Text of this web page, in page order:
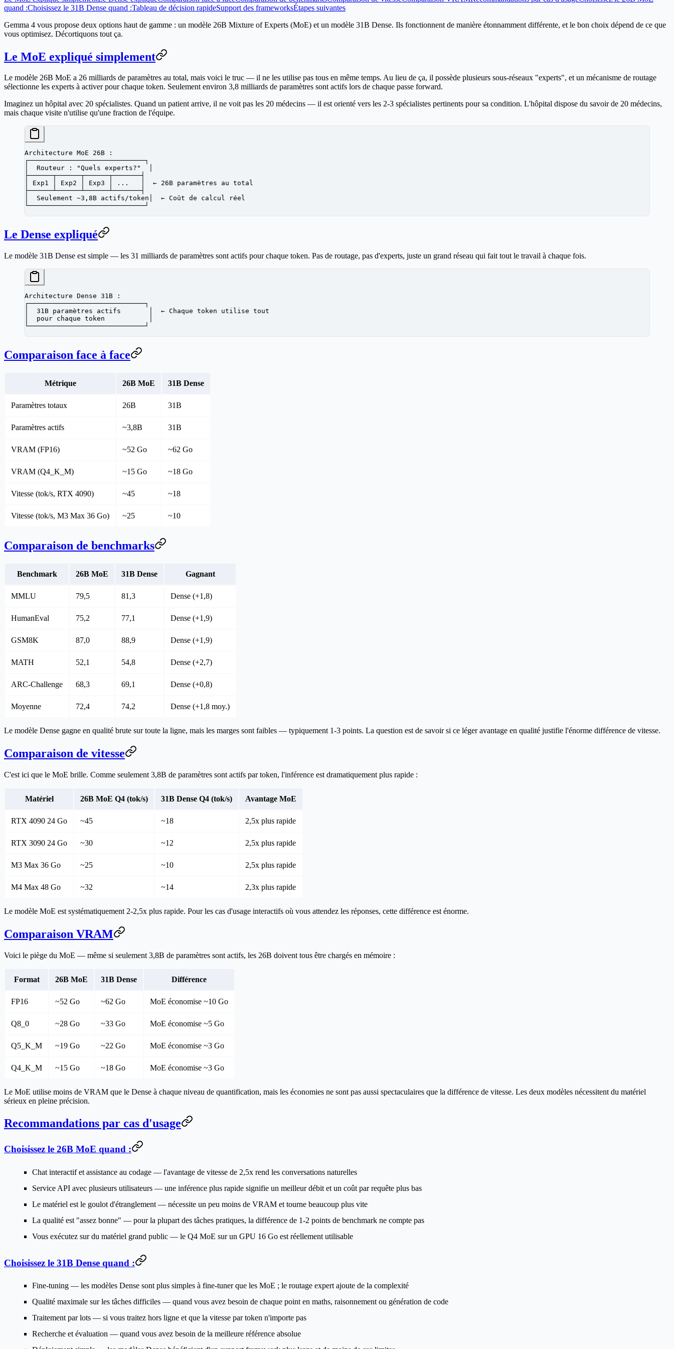
quand :Choisissez le 31B Dense quand :Tableau de décision rapideSupport des frameworksÉtapes suivantes
Gemma 4 vous propose deux options haut de gamme : un modèle 26B Mixture of Experts (MoE) et un modèle 31B Dense. Ils fonctionnent de manière étonnamment différente, et le bon choix dépend de ce que
vous optimisez. Décortiquons tout ça.
Le MoE expliqué simplement
Le modèle 26B MoE a 26 milliards de paramètres au total, mais voici le truc — il ne les utilise pas tous en même temps. Au lieu de ça, il possède plusieurs sous-réseaux "experts", et un mécanisme de routage
sélectionne les experts à activer pour chaque token. Seulement environ 3,8 milliards de paramètres sont actifs lors de chaque passe forward.
Imaginez un hôpital avec 20 spécialistes. Quand un patient arrive, il ne voit pas les 20 médecins — il est orienté vers les 2-3 spécialistes pertinents pour sa condition. L'hôpital dispose du savoir de 20 médecins,
mais chaque visite n'utilise qu'une fraction de l'équipe.
Architecture MoE 26B :
┌─────────────────────────────┐
│  Routeur : "Quels experts?"  │
├──────┬──────┬──────┬───────┤
│ Exp1 │ Exp2 │ Exp3 │ ...   │  ← 26B paramètres au total
├──────┴──────┴──────┴───────┤
│  Seulement ~3,8B actifs/token│  ← Coût de calcul réel
└─────────────────────────────┘
Le Dense expliqué
Le modèle 31B Dense est simple — les 31 milliards de paramètres sont actifs pour chaque token. Pas de routage, pas d'experts, juste un grand réseau qui fait tout le travail à chaque fois.
Architecture Dense 31B :
┌─────────────────────────────┐
│  31B paramètres actifs       │  ← Chaque token utilise tout
│  pour chaque token           │
└─────────────────────────────┘
Comparaison face à face
Métrique 26B MoE 31B Dense
Paramètres totaux 26B 31B
Paramètres actifs ~3,8B 31B
VRAM (FP16) ~52 Go ~62 Go
VRAM (Q4_K_M) ~15 Go ~18 Go
Vitesse (tok/s, RTX 4090) ~45 ~18
Vitesse (tok/s, M3 Max 36 Go) ~25 ~10
Comparaison de benchmarks
Benchmark 26B MoE 31B Dense Gagnant
MMLU 79,5 81,3 Dense (+1,8)
HumanEval 75,2 77,1 Dense (+1,9)
GSM8K 87,0 88,9 Dense (+1,9)
MATH 52,1 54,8 Dense (+2,7)
ARC-Challenge 68,3 69,1 Dense (+0,8)
Moyenne 72,4 74,2 Dense (+1,8 moy.)
Le modèle Dense gagne en qualité brute sur toute la ligne, mais les marges sont faibles — typiquement 1-3 points. La question est de savoir si ce léger avantage en qualité justifie l'énorme différence de vitesse.
Comparaison de vitesse
C'est ici que le MoE brille. Comme seulement 3,8B de paramètres sont actifs par token, l'inférence est dramatiquement plus rapide :
Matériel 26B MoE Q4 (tok/s) 31B Dense Q4 (tok/s) Avantage MoE
RTX 4090 24 Go ~45 ~18 2,5x plus rapide
RTX 3090 24 Go ~30 ~12 2,5x plus rapide
M3 Max 36 Go ~25 ~10 2,5x plus rapide
M4 Max 48 Go ~32 ~14 2,3x plus rapide
Le modèle MoE est systématiquement 2-2,5x plus rapide. Pour les cas d'usage interactifs où vous attendez les réponses, cette différence est énorme.
Comparaison VRAM
Voici le piège du MoE — même si seulement 3,8B de paramètres sont actifs, les 26B doivent tous être chargés en mémoire :
Format 26B MoE 31B Dense Différence
FP16 ~52 Go ~62 Go MoE économise ~10 Go
Q8_0 ~28 Go ~33 Go MoE économise ~5 Go
Q5_K_M ~19 Go ~22 Go MoE économise ~3 Go
Q4_K_M ~15 Go ~18 Go MoE économise ~3 Go
Le MoE utilise moins de VRAM que le Dense à chaque niveau de quantification, mais les économies ne sont pas aussi spectaculaires que la différence de vitesse. Les deux modèles nécessitent du matériel
sérieux en pleine précision.
Recommandations par cas d'usage
Choisissez le 26B MoE quand :
Chat interactif et assistance au codage — l'avantage de vitesse de 2,5x rend les conversations naturelles
Service API avec plusieurs utilisateurs — une inférence plus rapide signifie un meilleur débit et un coût par requête plus bas
Le matériel est le goulot d'étranglement — nécessite un peu moins de VRAM et tourne beaucoup plus vite
La qualité est "assez bonne" — pour la plupart des tâches pratiques, la différence de 1-2 points de benchmark ne compte pas
Vous exécutez sur du matériel grand public — le Q4 MoE sur un GPU 16 Go est réellement utilisable
Choisissez le 31B Dense quand :
Fine-tuning — les modèles Dense sont plus simples à fine-tuner que les MoE ; le routage expert ajoute de la complexité
Qualité maximale sur les tâches difficiles — quand vous avez besoin de chaque point en maths, raisonnement ou génération de code
Traitement par lots — si vous traitez hors ligne et que la vitesse par token n'importe pas
Recherche et évaluation — quand vous avez besoin de la meilleure référence absolue